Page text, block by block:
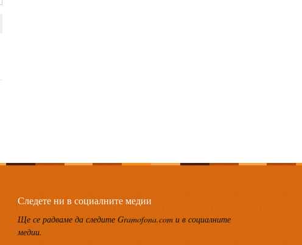
Следете ни в социалните медии
Ще се радваме да следите Gramofona.com и в социалните
медии.